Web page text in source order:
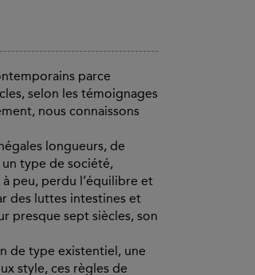
parce
selon les témoignages
nous connaissons
longueurs, de
type de société,
peu, perdu l’équilibre et
des luttes intestines et
presque sept siècles, son
de type existentiel, une
style, ces règles de